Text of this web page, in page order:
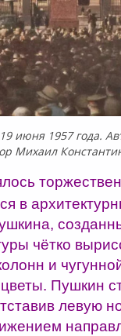
июня 1957 года.
Михаил
в
чётко
и
Пушкин
левую